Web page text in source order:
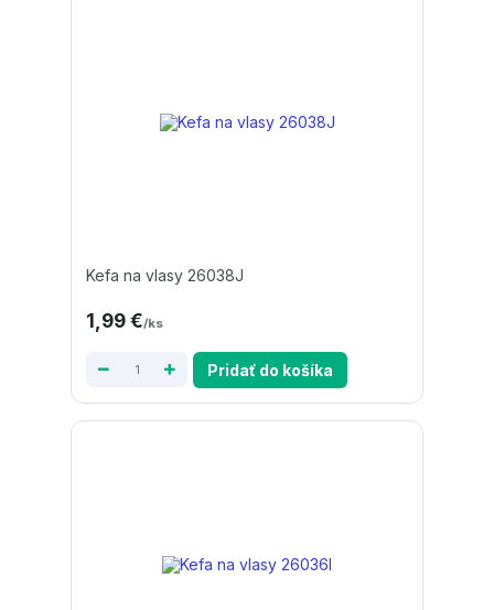
Kefa na vlasy 26038J
1,99 €/ks
Pridať do košíka